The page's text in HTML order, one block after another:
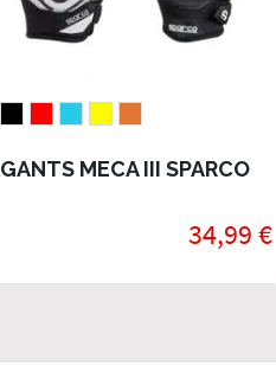
GANTS MECA III SPARCO
34,99 €